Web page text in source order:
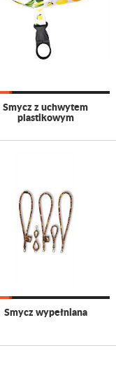
Smycz z uchwytem
plastikowym
Smycz wypełniana